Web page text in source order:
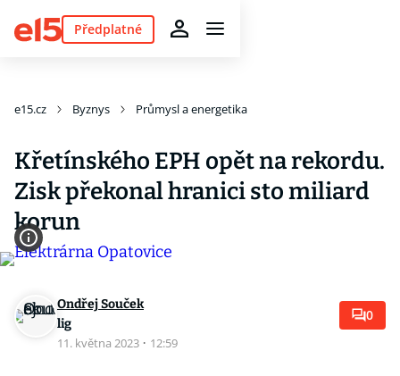
Předplatné
e15.cz Byznys Průmysl a energetika
Křetínského EPH opět na rekordu.
Zisk překonal hranici sto miliard
korun
Ondřej Souček
lig
11. května 2023 · 12:59
0